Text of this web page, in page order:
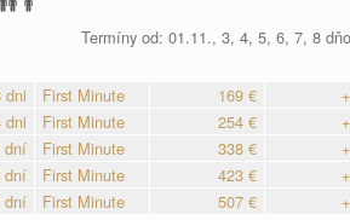
Termíny od: 01.11., 3, 4, 5, 6, 7, 8
dni First Minute 169 €
dni First Minute 254 €
dní First Minute 338 €
dní First Minute 423 €
dní First Minute 507 €